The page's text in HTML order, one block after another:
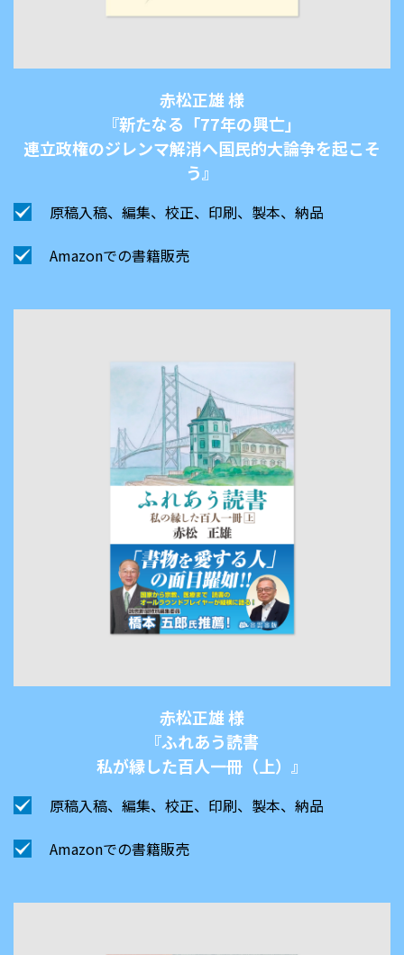
赤松正雄 様
『新たなる「77年の興亡」
連立政権のジレンマ解消へ国民的大論争を起こそ
う』
原稿入稿、編集、校正、印刷、製本、納品
Amazonでの書籍販売
赤松正雄 様
『ふれあう読書
私が縁した百人一冊（上）』
原稿入稿、編集、校正、印刷、製本、納品
Amazonでの書籍販売